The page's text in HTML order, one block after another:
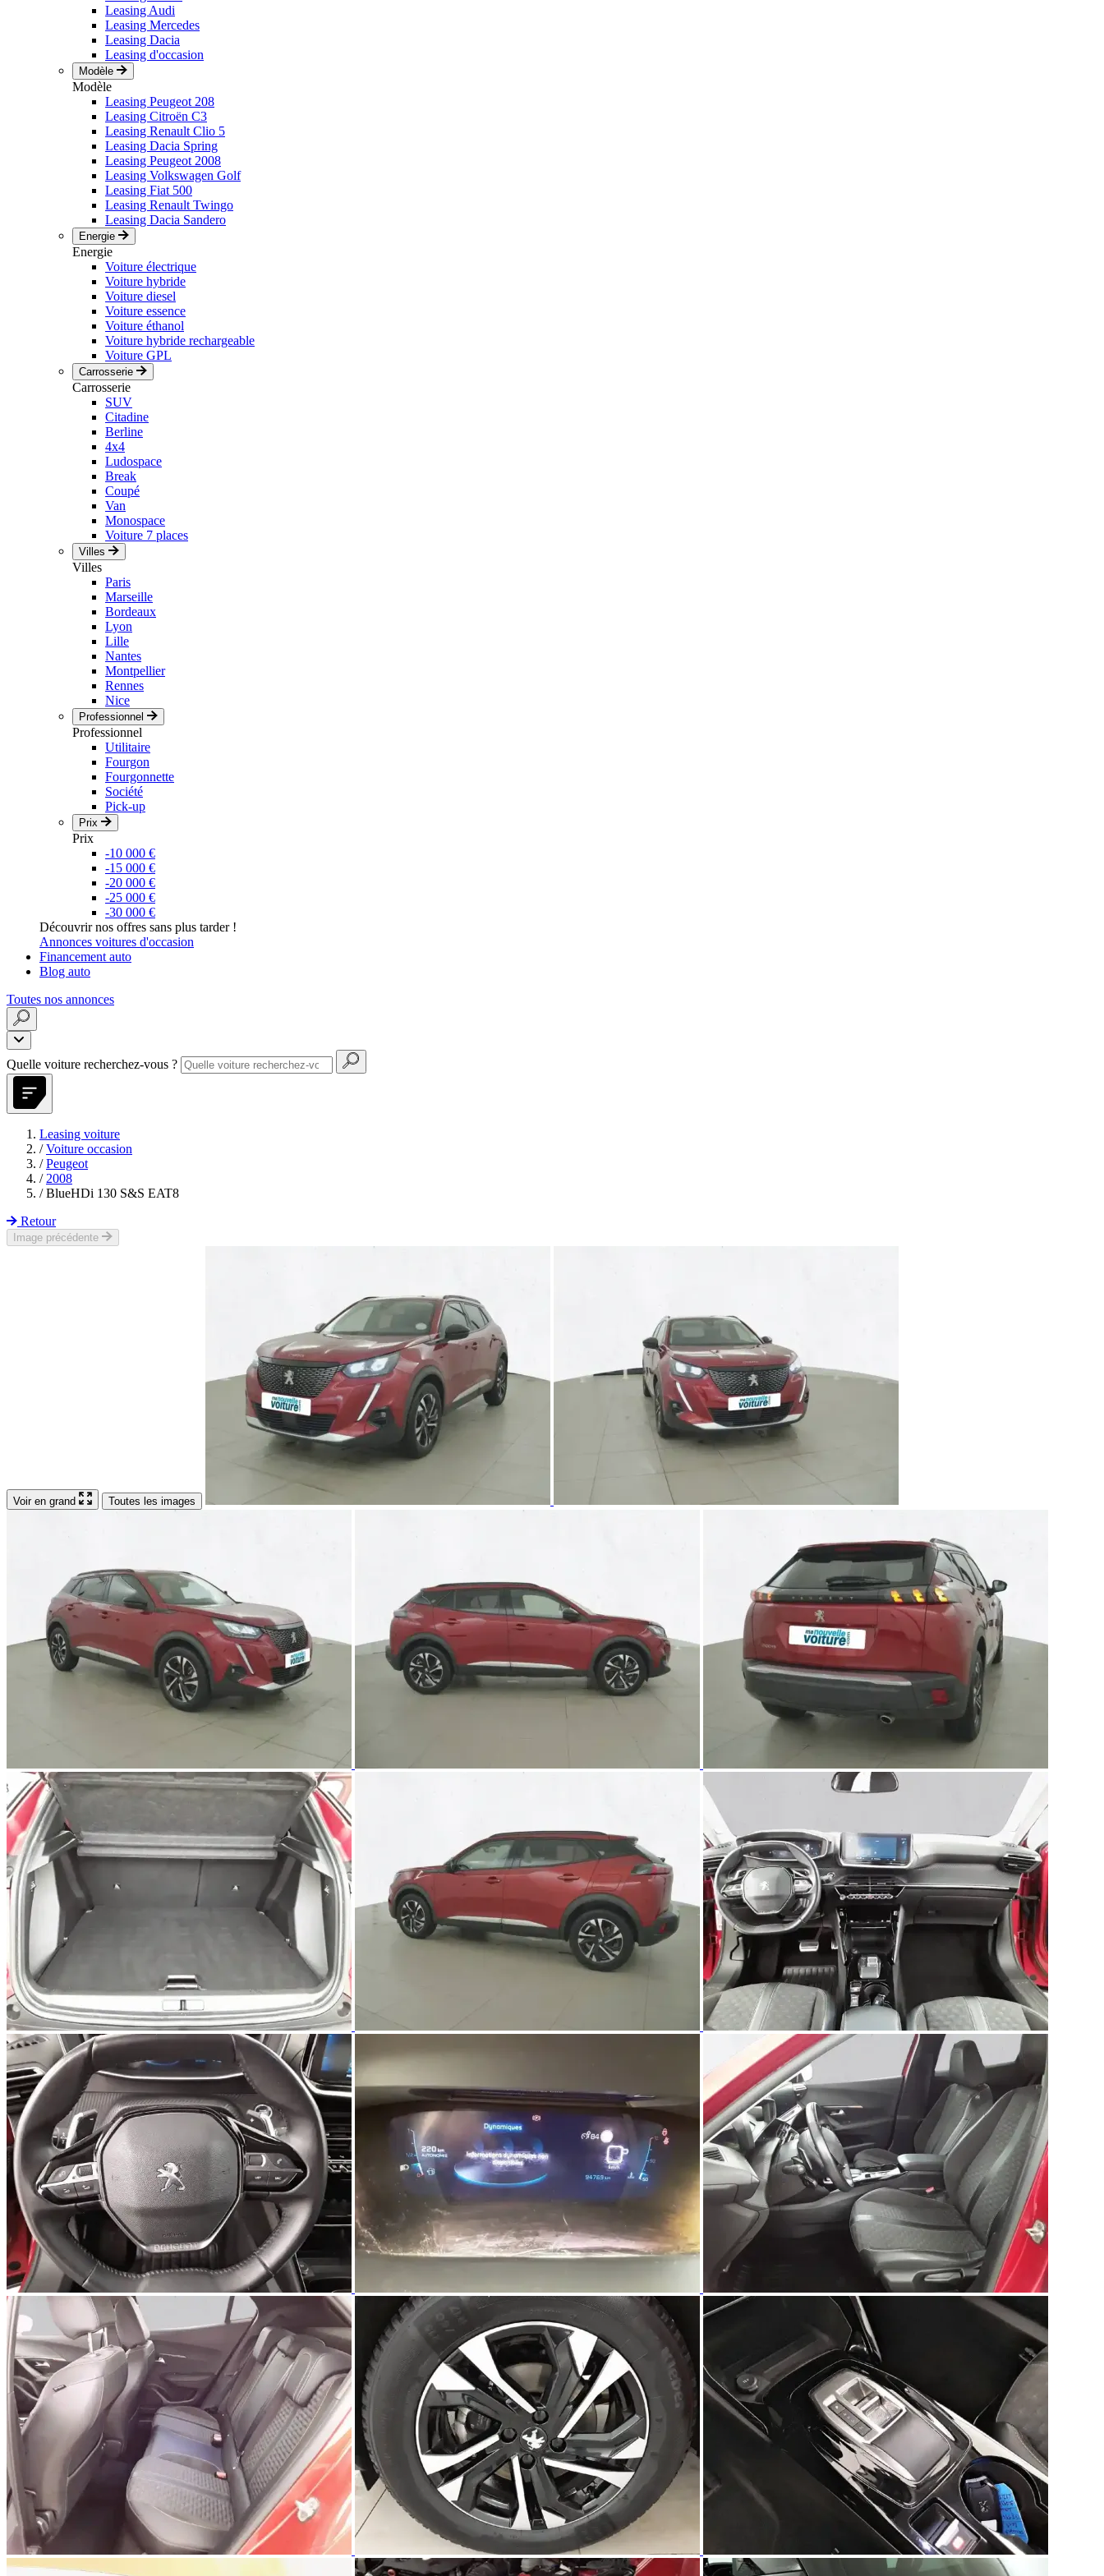
Leasing Audi
Leasing Mercedes
Leasing Dacia
Leasing d'occasion
Modèle
Modèle
Leasing Peugeot 208
Leasing Citroën C3
Leasing Renault Clio 5
Leasing Dacia Spring
Leasing Peugeot 2008
Leasing Volkswagen Golf
Leasing Fiat 500
Leasing Renault Twingo
Leasing Dacia Sandero
Energie
Energie
Voiture électrique
Voiture hybride
Voiture diesel
Voiture essence
Voiture éthanol
Voiture hybride rechargeable
Voiture GPL
Carrosserie
Carrosserie
SUV
Citadine
Berline
4x4
Ludospace
Break
Coupé
Van
Monospace
Voiture 7 places
Villes
Villes
Paris
Marseille
Bordeaux
Lyon
Lille
Nantes
Montpellier
Rennes
Nice
Professionnel
Professionnel
Utilitaire
Fourgon
Fourgonnette
Société
Pick-up
Prix
Prix
-10 000 €
-15 000 €
-20 000 €
-25 000 €
-30 000 €
Découvrir nos offres sans plus tarder !
Annonces voitures d'occasion
Financement auto
Blog auto
Toutes nos annonces
Quelle voiture recherchez-vous ?
Leasing voiture
/ Voiture occasion
/ Peugeot
/ 2008
/ BlueHDi 130 S&S EAT8
Retour
Image précédente
Voir en grand Toutes les images